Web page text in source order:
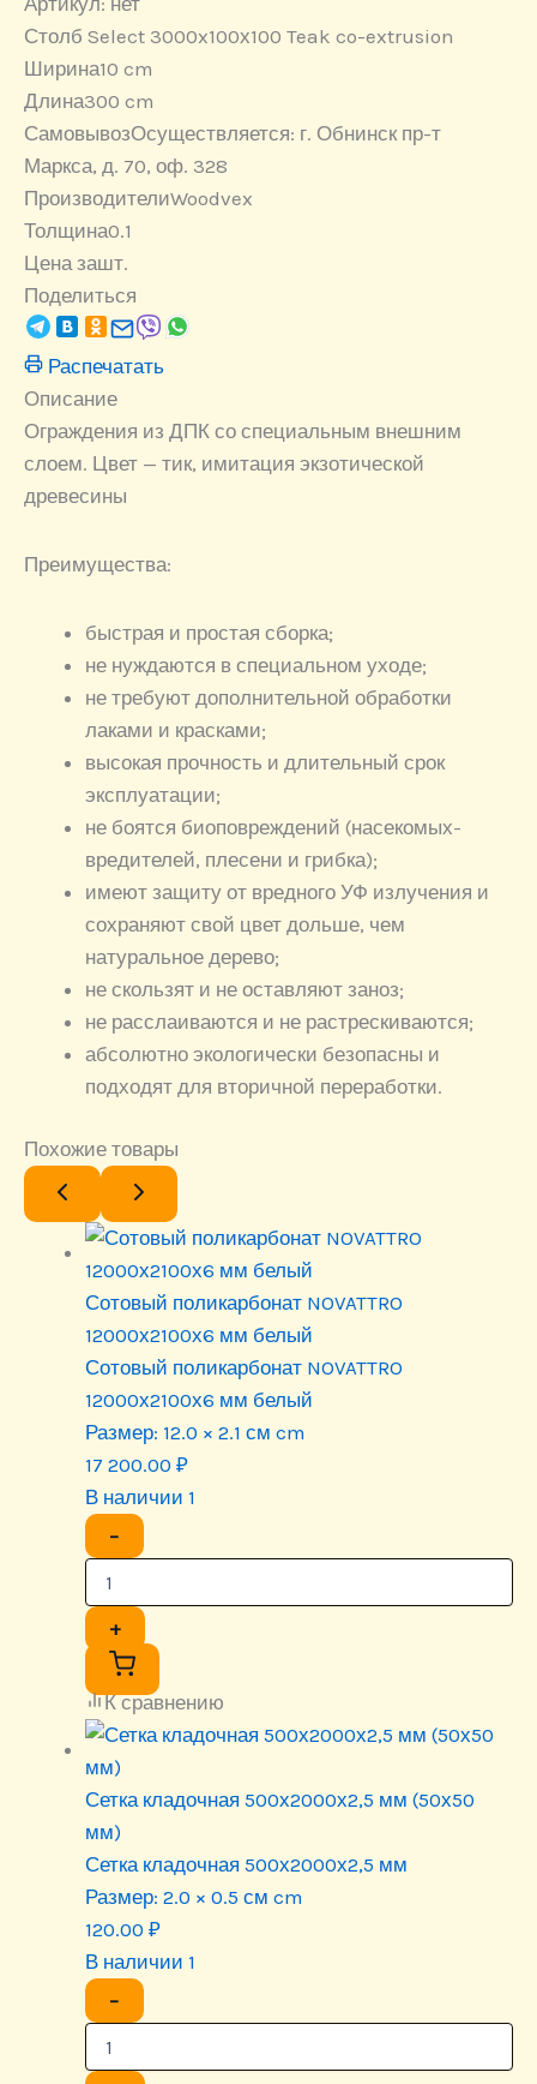
Столб Select 3000x100х100 Teak co-extrusion
Ширина10 cm
Длина300 cm
СамовывозОсуществляется: г. Обнинск пр-т
Маркса, д. 70, оф. 328
ПроизводителиWoodvex
Толщина0.1
Цена зашт.
Поделиться
Распечатать
Описание
Ограждения из ДПК со специальным внешним
слоем. Цвет — тик, имитация экзотической
древесины
Преимущества:
быстрая и простая сборка;
не нуждаются в специальном уходе;
не требуют дополнительной обработки
лаками и красками;
высокая прочность и длительный срок
эксплуатации;
не боятся биоповреждений (насекомых-
вредителей, плесени и грибка);
имеют защиту от вредного УФ излучения и
сохраняют свой цвет дольше, чем
натуральное дерево;
не скользят и не оставляют заноз;
не расслаиваются и не растрескиваются;
абсолютно экологически безопасны и
подходят для вторичной переработки.
Похожие товары
Сотовый поликарбонат NOVATTRO
12000х2100х6 мм белый
Сотовый поликарбонат NOVATTRO
12000х2100х6 мм белый
Размер: 12.0 × 2.1 см cm
17 200.00 ₽
В наличии 1
−
+
К сравнению
Сетка кладочная 500х2000х2,5 мм (50х50
мм)
Сетка кладочная 500х2000х2,5 мм
Размер: 2.0 × 0.5 см cm
120.00 ₽
В наличии 1
−